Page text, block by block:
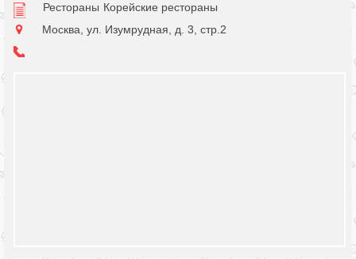
Рестораны Корейские рестораны
Москва, ул. Изумрудная, д. 3, стр.2